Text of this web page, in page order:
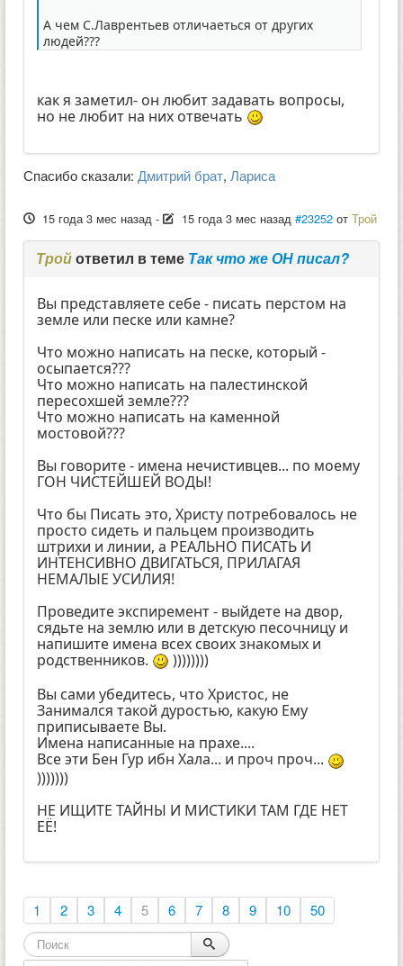
А чем С.Лаврентьев отличаеться от других
людей???
как я заметил- он любит задавать вопросы,
но не любит на них отвечать
Спасибо сказали: Дмитрий брат, Лариса
15 года 3 мес назад - 15 года 3 мес назад #23252 отТрой
Тройответил в теме Так что же ОН писал?
Вы представляете себе - писать перстом на
земле или песке или камне?
Что можно написать на песке, который -
осыпается???
Что можно написать на палестинской
пересохшей земле???
Что можно написать на каменной
мостовой???
Вы говорите - имена нечистивцев... по моему
ГОН ЧИСТЕЙШЕЙ ВОДЫ!
Что бы Писать это, Христу потребовалось не
просто сидеть и пальцем производить
штрихи и линии, а РЕАЛЬНО ПИСАТЬ И
ИНТЕНСИВНО ДВИГАТЬСЯ, ПРИЛАГАЯ
НЕМАЛЫЕ УСИЛИЯ!
Проведите экспиремент - выйдете на двор,
сядьте на землю или в детскую песочницу и
напишите имена всех своих знакомых и
родственников.
))))))))
Вы сами убедитесь, что Христос, не
Занимался такой дуростью, какую Ему
приписываете Вы.
Имена написанные на прахе....
Все эти Бен Гур ибн Хала... и проч проч...
)))))))
НЕ ИЩИТЕ ТАЙНЫ И МИСТИКИ ТАМ ГДЕ НЕТ
ЕЁ!
1 2 3 4 5 6 7 8 9 10 50